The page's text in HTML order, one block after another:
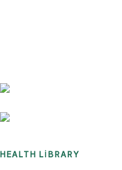
HEALTH LIBRARY